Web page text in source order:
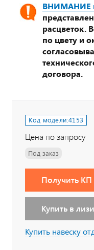
ВНИМАНИЕ
расцветок.
по цвету и
договора.
Код модели:4153
Цена по запросу
Под заказ
Получить КП
Купить в
Купить навеску